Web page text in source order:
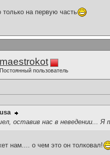
на первую часть
maestrokot
Постоянный пользователь
оставив нас в неведении... Я
нам.... о чем это он толковал!